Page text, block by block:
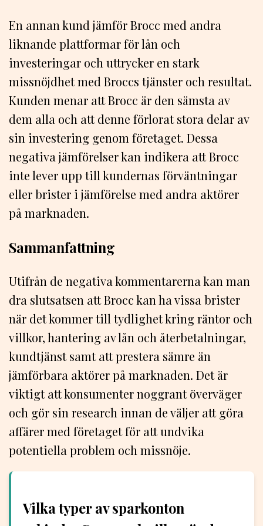
En annan kund jämför Brocc med andra
liknande plattformar för lån och
investeringar och uttrycker en stark
missnöjdhet med Broccs tjänster och resultat.
Kunden menar att Brocc är den sämsta av
dem alla och att denne förlorat stora delar av
sin investering genom företaget. Dessa
negativa jämförelser kan indikera att Brocc
inte lever upp till kundernas förväntningar
eller brister i jämförelse med andra aktörer
på marknaden.
Sammanfattning
Utifrån de negativa kommentarerna kan man
dra slutsatsen att Brocc kan ha vissa brister
när det kommer till tydlighet kring räntor och
villkor, hantering av lån och återbetalningar,
kundtjänst samt att prestera sämre än
jämförbara aktörer på marknaden. Det är
viktigt att konsumenter noggrant överväger
och gör sin research innan de väljer att göra
affärer med företaget för att undvika
potentiella problem och missnöje.
Vilka typer av sparkonton